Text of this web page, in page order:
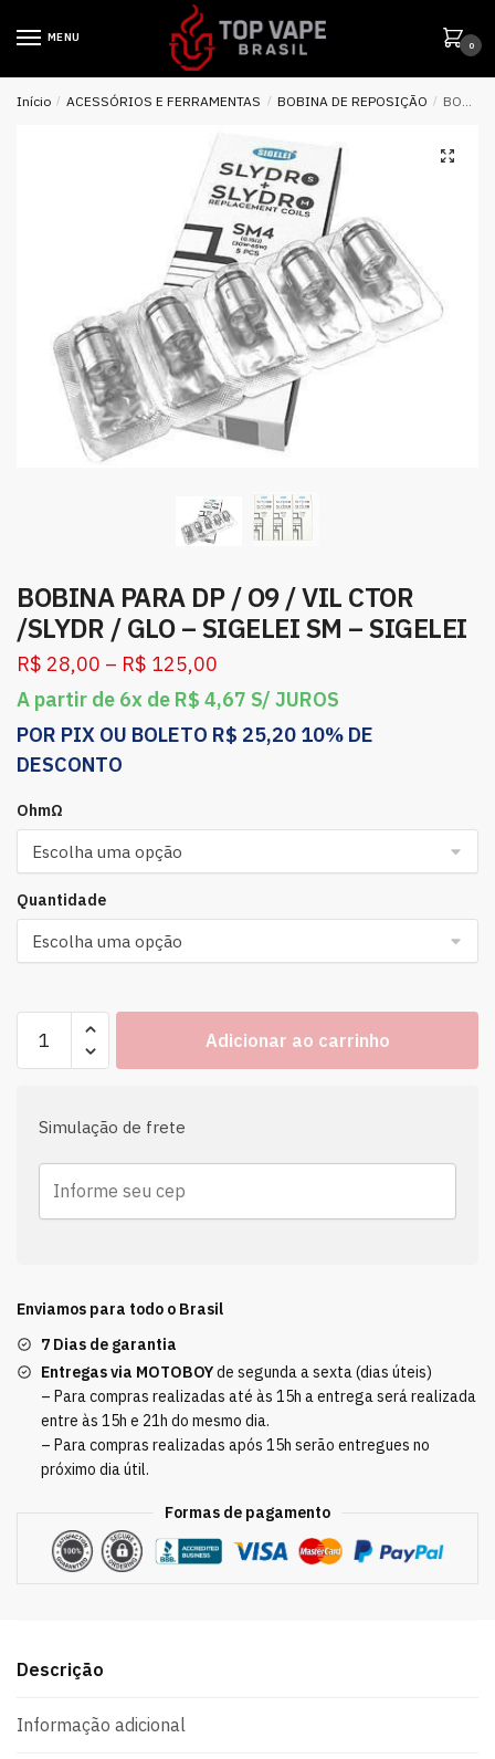
MENU
0
Início / ACESSÓRIOS E FERRAMENTAS / BOBINA DE REPOSIÇÃO / BOBINA PARA DP / O9 / VIL CTOR /SLYDR / GLO – SIGELEI SM – SIGELEI
BOBINA PARA DP / O9 / VIL CTOR
/SLYDR / GLO – SIGELEI SM – SIGELEI
R$ 28,00 – R$ 125,00
A partir de 6x de R$ 4,67 S/ JUROS
POR PIX OU BOLETO R$ 25,20 10% DE
DESCONTO
OhmΩ
Quantidade
Adicionar ao carrinho
Simulação de frete
Enviamos para todo o Brasil
7 Dias de garantia
Entregas via MOTOBOYde segunda a sexta (dias úteis)
– Para compras realizadas até às 15h a entrega será realizada
entre às 15h e 21h do mesmo dia.
– Para compras realizadas após 15h serão entregues no
próximo dia útil.
Formas de pagamento
Descrição
Informação adicional